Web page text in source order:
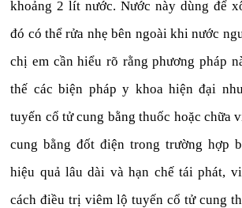
khoảng 2 lít nước. Nước này dùng để
đó có thể rửa nhẹ bên ngoài khi nước
chị em cần hiểu rõ rằng phương pháp
thế các biện pháp y khoa hiện đại
tuyến cổ tử cung bằng thuốc hoặc chữa
cung bằng đốt điện trong trường hợp
hiệu quả lâu dài và hạn chế tái phát,
cách điều trị viêm lộ tuyến cổ tử cung